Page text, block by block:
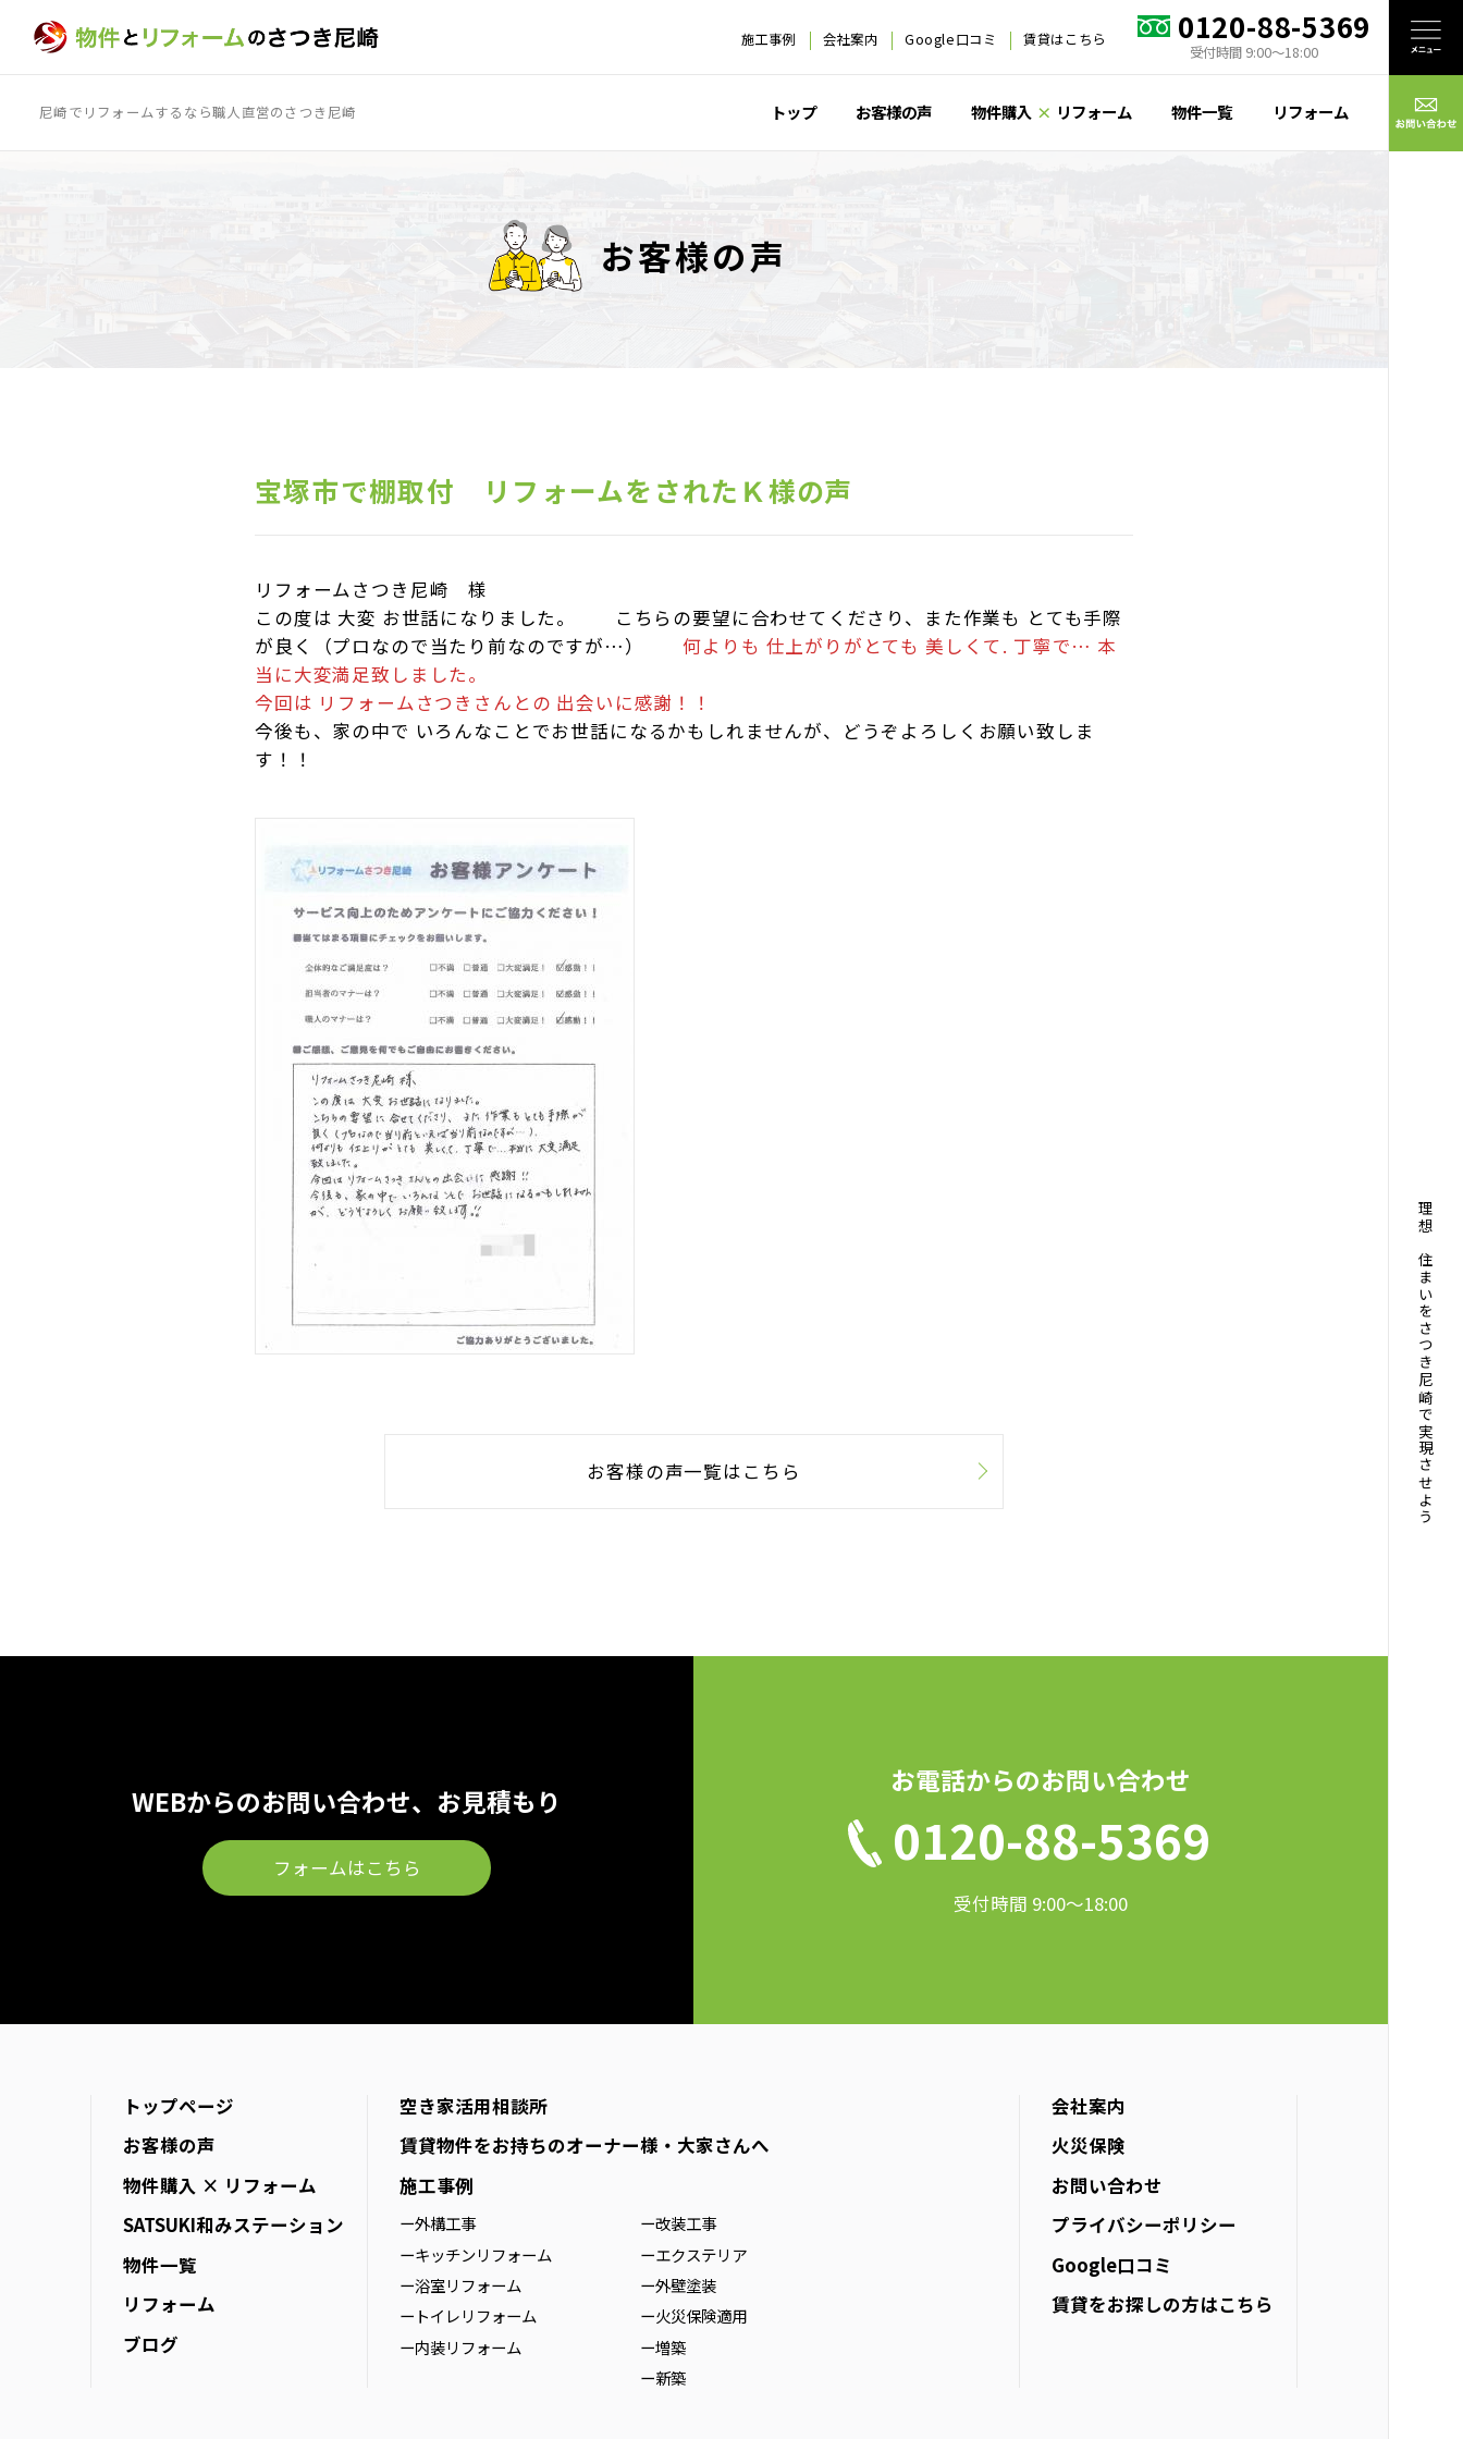
理想の住まいをさつき尼崎で実現させよう
施工事例 会社案内 Google口コミ 賃貸はこちら 0120-88-5369
受付時間 9:00〜18:00
尼崎でリフォームするなら職人直営のさつき尼崎 トップ お客様の声 物件購入 × リフォーム 物件一覧 リフォーム
お客様の声
宝塚市で棚取付 リフォームをされたＫ様の声
リフォームさつき尼崎 様
この度は 大変 お世話になりました。 こちらの要望に合わせてくださり、また作業も とても手際
が良く（プロなので当たり前なのですが…）何よりも 仕上がりがとても 美しくて. 丁寧で… 本
当に大変満足致しました。
今回は リフォームさつきさんとの 出会いに感謝！！
今後も、家の中で いろんなことでお世話になるかもしれませんが、どうぞよろしくお願い致しま
す！！
お客様の声一覧はこちら
WEBからのお問い合わせ、お見積もり
フォームはこちら
お電話からのお問い合わせ
0120-88-5369
受付時間 9:00〜18:00
トップページ
お客様の声
物件購入 × リフォーム
SATSUKI和みステーション
物件一覧
リフォーム
ブログ
空き家活用相談所
賃貸物件をお持ちのオーナー様・大家さんへ
施工事例
ー外構工事
ーキッチンリフォーム
ー浴室リフォーム
ートイレリフォーム
ー内装リフォーム
ー改装工事
ーエクステリア
ー外壁塗装
ー火災保険適用
ー増築
ー新築
会社案内
火災保険
お問い合わせ
プライバシーポリシー
Google口コミ
賃貸をお探しの方はこちら